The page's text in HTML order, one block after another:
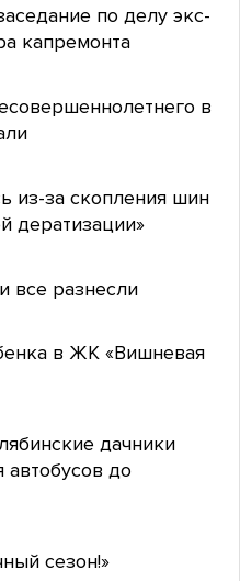
по делу экс-
капремонта
в
из-за скопления шин
дератизации»
все разнесли
в ЖК «Вишневая
дачники
автобусов до
сезон!»